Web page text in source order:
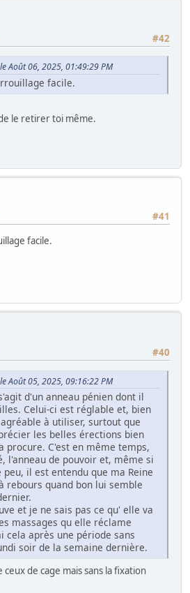
#42
Août 06, 2025, 01:49:29 PM
facile.
le retirer toi même.
#41
facile.
#40
Août 05, 2025, 09:16:22 PM
d'un anneau pénien dont il
Celui-ci est réglable et, bien
à utiliser, surtout que
les belles érections bien
procure. C'est en même temps,
l'anneau de pouvoir et, même si
il est entendu que ma Reine
rebours quand bon lui semble
et je ne sais pas ce qu' elle va
massages qu elle réclame
cela après une période sans
soir de la semaine dernière.
de cage mais sans la fixation